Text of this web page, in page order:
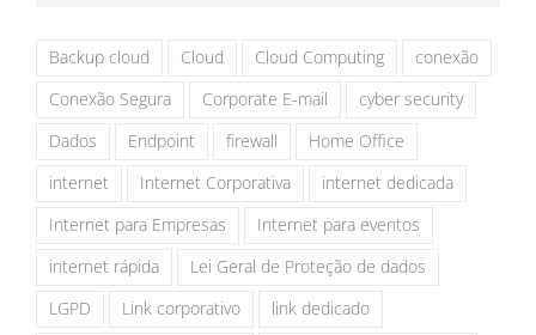
Backup cloud Cloud Cloud Computing
conexão
Conexão Segura
Corporate E-mail
cyber security
Dados
Endpoint firewall
Home Office
internet
Internet Corporativa
internet dedicada
Internet para Empresas
Internet para eventos
internet rápida
Lei Geral de Proteção de dados
LGPD
Link corporativo
link dedicado